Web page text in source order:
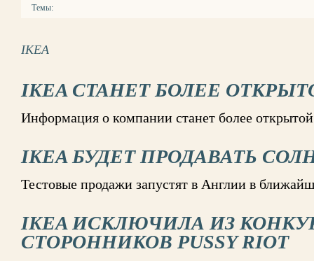
Темы:
IKEA
IKEA СТАНЕТ БОЛЕЕ
Информация о компании станет более открытой
IKEA БУДЕТ ПРОДАВАТЬ
Тестовые продажи запустят в Англии в
IKEA ИСКЛЮЧИЛА ИЗ
СТОРОННИКОВ PUSSY RIOT